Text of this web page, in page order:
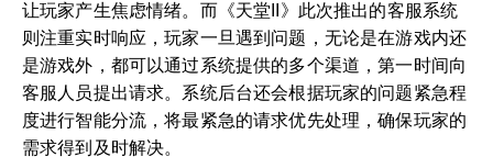
让玩家产生焦虑情绪。而《天堂II》此次推出的客服系统
则注重实时响应，玩家一旦遇到问题，无论是在游戏内还
是游戏外，都可以通过系统提供的多个渠道，第一时间向
客服人员提出请求。系统后台还会根据玩家的问题紧急程
度进行智能分流，将最紧急的请求优先处理，确保玩家的
需求得到及时解决。